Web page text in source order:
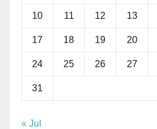
10 11 12 13
17 18 19 20
24 25 26 27
31
« Jul